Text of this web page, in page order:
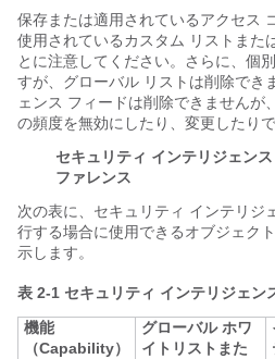
保存または適用されているアクセス
使用されているカスタム リストまた
とに注意してください。さらに、個
すが、グローバル リストは削除でき
ェンス フィードは削除できませんが
の頻度を無効にしたり、変更したりで
セキュリティ インテリジェン
ファレンス
次の表に、セキュリティ インテリジ
行する場合に使用できるオブジェク
示します。
表 2-1 セキュリティ インテリジェン
機能
（Capability）
グローバル ホワ
イトリストまた